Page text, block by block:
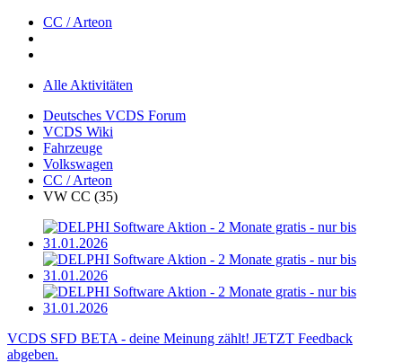
CC / Arteon
Alle Aktivitäten
Deutsches VCDS Forum
VCDS Wiki
Fahrzeuge
Volkswagen
CC / Arteon
VW CC (35)
VCDS SFD BETA - deine Meinung zählt! JETZT Feedback
abgeben.